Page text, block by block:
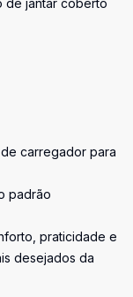
de jantar coberto
carregador para
padrão
praticidade e
desejados da